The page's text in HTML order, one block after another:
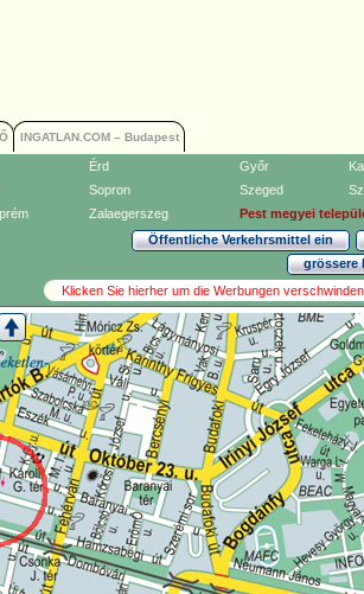
INGATLAN.COM – Budapest
Érd Győr
Sopron Szeged
Zalaegerszeg Pest megyei
Öffentliche Verkehrsmittel ein
grössere
Klicken Sie hierher um die Werbungen